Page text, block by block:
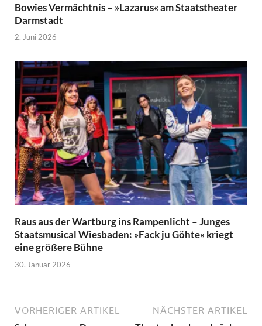
Bowies Vermächtnis – »Lazarus« am Staatstheater
Darmstadt
2. Juni 2026
Raus aus der Wartburg ins Rampenlicht – Junges
Staatsmusical Wiesbaden: »Fack ju Göhte« kriegt
eine größere Bühne
30. Januar 2026
VORHERIGER ARTIKEL NÄCHSTER ARTIKEL